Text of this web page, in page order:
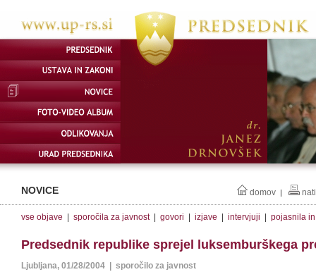
NOVICE domov |
vse objave sporočila za javnost| govori izjave intervjuji pojasnila
Predsednik republike sprejel luksemburškega
Ljubljana, 01/28/2004 | sporočilo za javnost